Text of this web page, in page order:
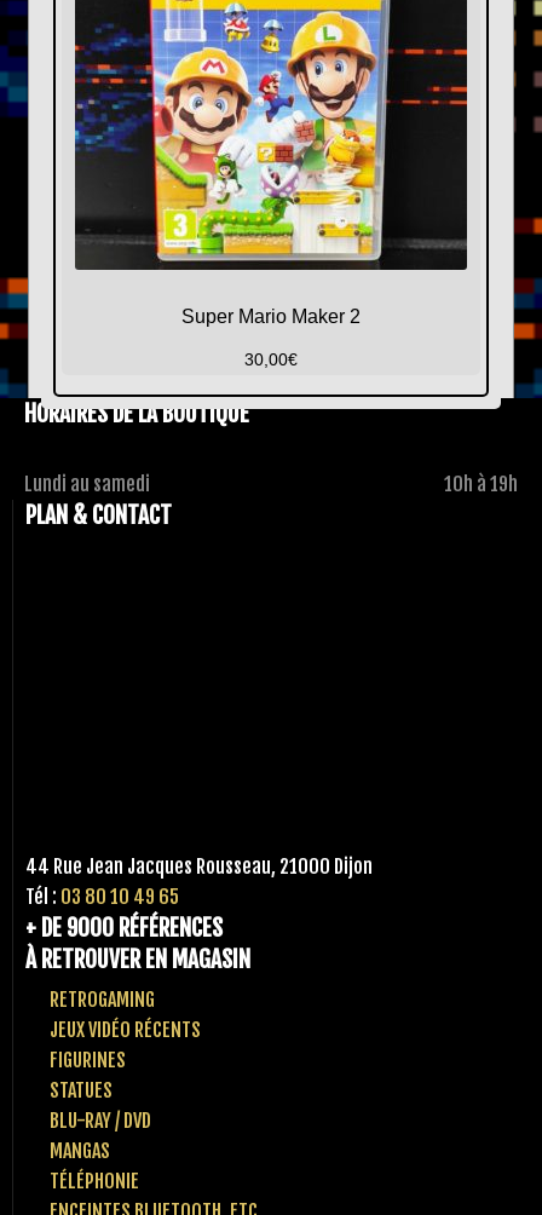
Super Mario Maker 2
30,00€
HORAIRES DE LA BOUTIQUE
Lundi au samedi 10h à 19h
PLAN & CONTACT
44 Rue Jean Jacques Rousseau, 21000 Dijon
Tél : 03 80 10 49 65
+ DE 9000 RÉFÉRENCES
À RETROUVER EN MAGASIN
RETROGAMING
JEUX VIDÉO RÉCENTS
FIGURINES
STATUES
BLU-RAY / DVD
MANGAS
TÉLÉPHONIE